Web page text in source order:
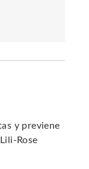
y previene
Rose